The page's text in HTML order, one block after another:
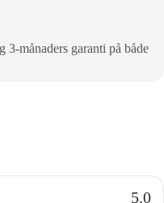
garanti på både
5.0